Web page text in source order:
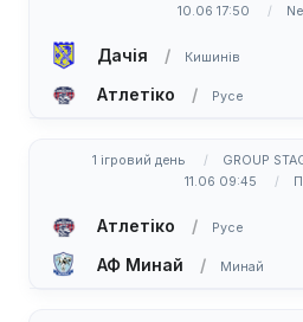
10.06 17:50
Дачія Кишинів
Атлетіко Русе
1 ігровий день GROUP
11.06 09:45
Атлетіко Русе
АФ Минай Минай